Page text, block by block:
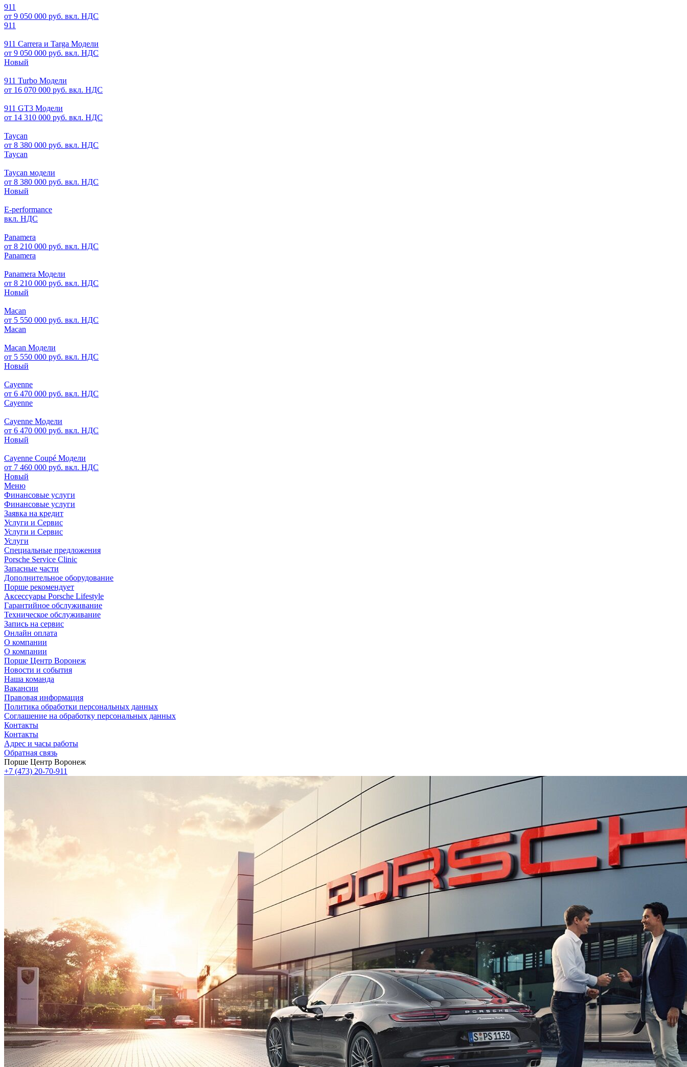
911
от 9 050 000 руб. вкл. НДС
911
911 Carrera и Targa Модели
от 9 050 000 руб. вкл. НДС
Новый
911 Turbo Модели
от 16 070 000 руб. вкл. НДС
911 GT3 Модели
от 14 310 000 руб. вкл. НДС
Taycan
от 8 380 000 руб. вкл. НДС
Taycan
Taycan модели
от 8 380 000 руб. вкл. НДС
Новый
E-performance
вкл. НДС
Panamera
от 8 210 000 руб. вкл. НДС
Panamera
Panamera Модели
от 8 210 000 руб. вкл. НДС
Новый
Macan
от 5 550 000 руб. вкл. НДС
Macan
Macan Модели
от 5 550 000 руб. вкл. НДС
Новый
Cayenne
от 6 470 000 руб. вкл. НДС
Cayenne
Cayenne Модели
от 6 470 000 руб. вкл. НДС
Новый
Cayenne Coupé Модели
от 7 460 000 руб. вкл. НДС
Новый
Меню
Финансовые услуги
Финансовые услуги
Заявка на кредит
Услуги и Сервис
Услуги и Сервис
Услуги
Специальные предложения
Porsche Service Clinic
Запасные части
Дополнительное оборудование
Порше рекомендует
Аксессуары Porsche Lifestyle
Гарантийное обслуживание
Техническое обслуживание
Запись на сервис
Онлайн оплата
О компании
О компании
Порше Центр Воронеж
Новости и события
Наша команда
Вакансии
Правовая информация
Политика обработки персональных данных
Соглашение на обработку персональных данных
Контакты
Контакты
Адрес и часы работы
Обратная связь
Порше Центр Воронеж
+7 (473) 20-70-911